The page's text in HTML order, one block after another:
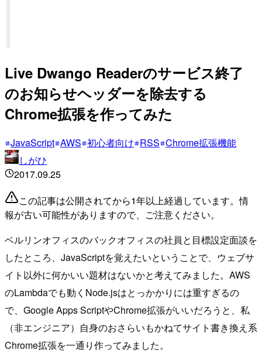
Live Dwango Readerのサービス終了
のお知らせヘッダーを除去する
Chrome拡張を作ってみた
JavaScript AWS 初心者向け RSS Chrome拡張機能
しがひ
2017.09.25
この記事は公開されてから1年以上経過しています。情
報が古い可能性がありますので、ご注意ください。
ベルリンオフィスのバックオフィスの社員と目標設定面談を
したところ、JavaScriptを覚えたいということで、ウェブサ
イト以外に何かいい題材はないかと考えてみました。AWS
のLambdaでも動くNode.jsはとっかかりには重すぎるの
で、Google Apps ScriptやChrome拡張がいいだろうと、私
（非エンジニア）自身のおさらいもかねてサイト書き換え系
Chrome拡張を一通り作ってみました。